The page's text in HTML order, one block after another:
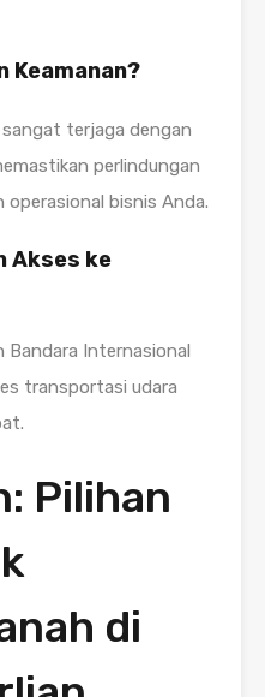
Keamanan?
sangat terjaga dengan
perlindungan
operasional bisnis Anda.
Akses ke
Bandara Internasional
transportasi udara
Pilihan
di